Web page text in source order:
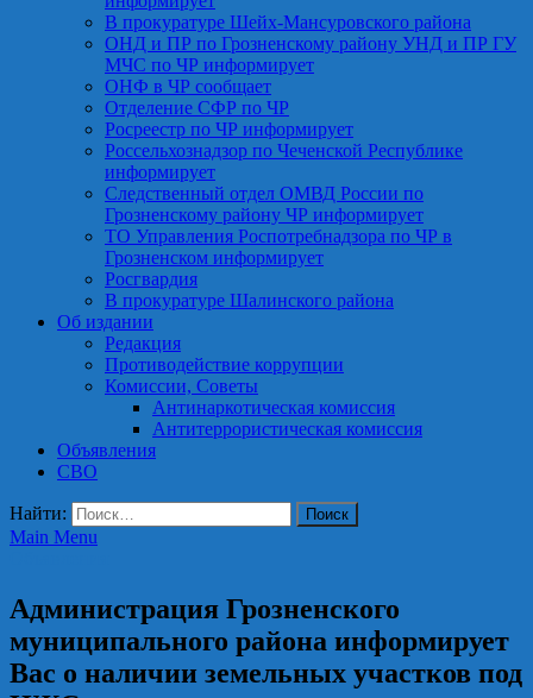
В прокуратуре Шейх-Мансуровского района
ОНД и ПР по Грозненскому району УНД и ПР ГУ
МЧС по ЧР информирует
ОНФ в ЧР сообщает
Отделение СФР по ЧР
Росреестр по ЧР информирует
Россельхознадзор по Чеченской Республике
информирует
Следственный отдел ОМВД России по
Грозненскому району ЧР информирует
ТО Управления Роспотребнадзора по ЧР в
Грозненском информирует
Росгвардия
В прокуратуре Шалинского района
Об издании
Редакция
Противодействие коррупции
Комиссии, Советы
Антинаркотическая комиссия
Антитеррористическая комиссия
Объявления
СВО
Найти:
Main Menu
Администрация Грозненского
муниципального района информирует
Вас о наличии земельных участков под